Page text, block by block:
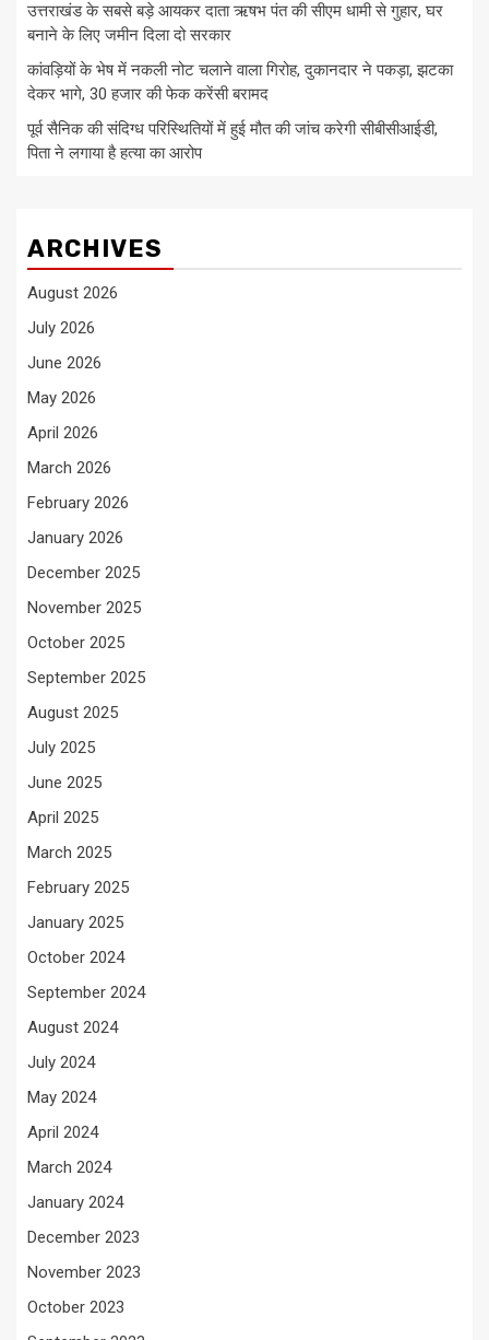
उत्तराखंड के सबसे बड़े आयकर दाता ऋषभ पंत की सीएम धामी से गुहार, घर
बनाने के लिए जमीन दिला दो सरकार
कांवड़ियों के भेष में नकली नोट चलाने वाला गिरोह, दुकानदार ने पकड़ा, झटका
देकर भागे, 30 हजार की फेक करेंसी बरामद
पूर्व सैनिक की संदिग्ध परिस्थितियों में हुई मौत की जांच करेगी सीबीसीआईडी,
पिता ने लगाया है हत्या का आरोप
ARCHIVES
August 2026
July 2026
June 2026
May 2026
April 2026
March 2026
February 2026
January 2026
December 2025
November 2025
October 2025
September 2025
August 2025
July 2025
June 2025
April 2025
March 2025
February 2025
January 2025
October 2024
September 2024
August 2024
July 2024
May 2024
April 2024
March 2024
January 2024
December 2023
November 2023
October 2023